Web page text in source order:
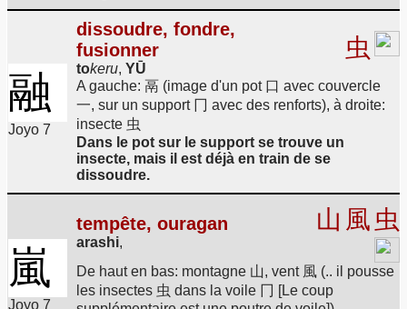
融
Joyo 7
dissoudre, fondre,
fusionner
tokeru, YŪ
虫
A gauche: 鬲 (image d'un pot 口 avec couvercle
一, sur un support 冂 avec des renforts), à droite:
insecte 虫
Dans le pot sur le support se trouve un
insecte, mais il est déjà en train de se
dissoudre.
嵐
Joyo 7
tempête, ouragan
arashi,
山 風 虫
De haut en bas: montagne 山, vent 風 (.. il pousse
les insectes 虫 dans la voile 冂 [Le coup